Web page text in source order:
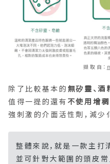
擷取自：
除了比較基本的 無矽靈、
值得一提的還有不使用增
強刺激的介面活性劑，減少
整體來說，就是一款主打
並可針對大範圍的頭皮常